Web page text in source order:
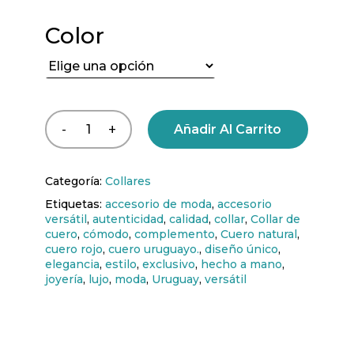
Color
Añadir Al Carrito
Categoría: Collares
Etiquetas: accesorio de moda, accesorio
versátil, autenticidad, calidad, collar, Collar de
cuero, cómodo, complemento, Cuero natural,
cuero rojo, cuero uruguayo., diseño único,
elegancia, estilo, exclusivo, hecho a mano,
joyería, lujo, moda, Uruguay, versátil